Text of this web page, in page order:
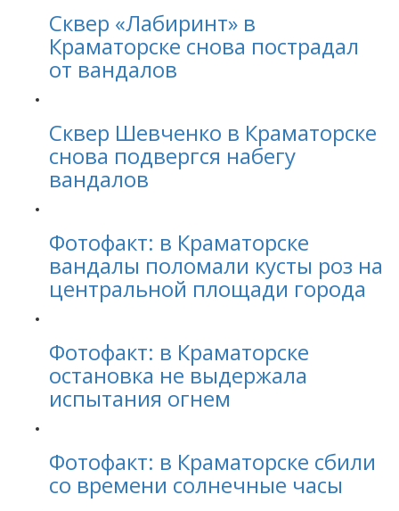
Сквер «Лабиринт» в
Краматорске снова пострадал
от вандалов
Сквер Шевченко в Краматорске
снова подвергся набегу
вандалов
Фотофакт: в Краматорске
вандалы поломали кусты роз на
центральной площади города
Фотофакт: в Краматорске
остановка не выдержала
испытания огнем
Фотофакт: в Краматорске сбили
со времени солнечные часы